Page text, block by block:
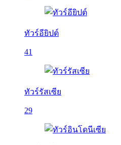
ทัวร์อียิปต์
41
ทัวร์รัสเซีย
29